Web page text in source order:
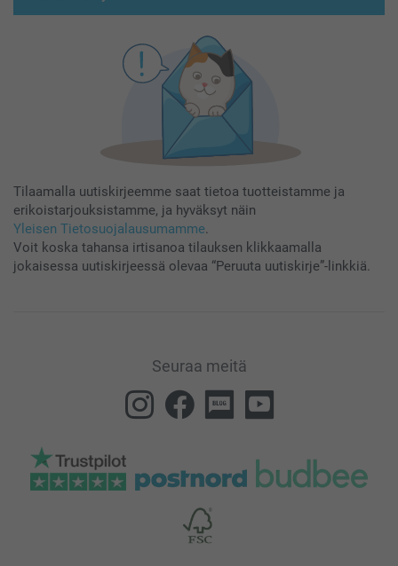
Tilaamalla uutiskirjeemme saat tietoa tuotteistamme ja
erikoistarjouksistamme, ja hyväksyt näin
Yleisen Tietosuojalausumamme.
Voit koska tahansa irtisanoa tilauksen klikkaamalla
jokaisessa uutiskirjeessä olevaa “Peruuta uutiskirje”-linkkiä.
Seuraa meitä